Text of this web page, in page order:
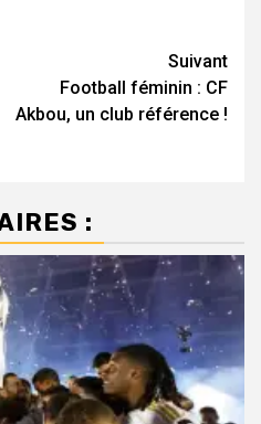
Suivant
Football féminin : CF
Akbou, un club référence !
: